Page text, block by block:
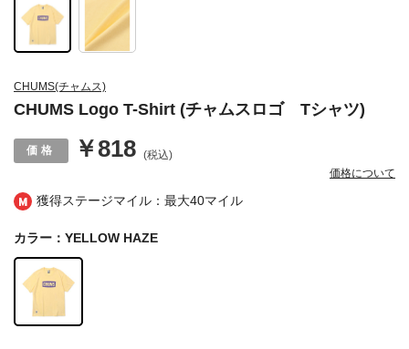
獲得ステージマイル：最大40マイル
CHUMS(チャムス)
CHUMS Logo T-Shirt (チャムスロゴ Tシャツ)
￥818 (税込)
価格について
カラー：YELLOW HAZE